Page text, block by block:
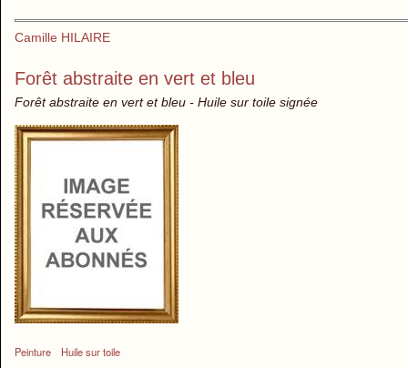
Camille HILAIRE
Forêt abstraite en vert et bleu
Forêt abstraite en vert et bleu - Huile sur toile signée
Peinture Huile sur toile